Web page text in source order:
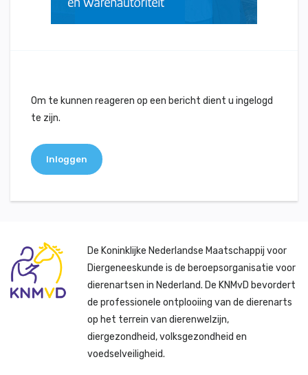
Om te kunnen reageren op een bericht dient u ingelogd
te zijn.
Inloggen
De Koninklijke Nederlandse Maatschappij voor
Diergeneeskunde is de beroepsorganisatie voor
dierenartsen in Nederland. De KNMvD bevordert
de professionele ontplooiing van de dierenarts
op het terrein van dierenwelzijn,
diergezondheid, volksgezondheid en
voedselveiligheid.